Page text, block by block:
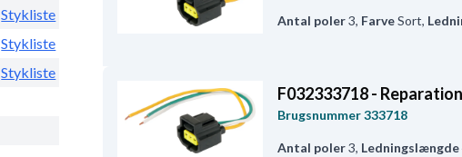
Stykliste
Stykliste
Stykliste
Antal poler3, FarveSort,
F032333718 -
Brugsnummer333718
Antal poler3, Ledningslængde